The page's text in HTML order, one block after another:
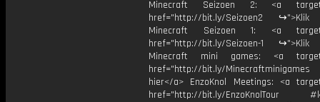
Minecraft Seizoen 2: <a
href="http://bit.ly/Seizoen2 ↪">Klik
Minecraft Seizoen 1: <a
href="http://bit.ly/Seizoen-1 ↪">Klik
Minecraft mini games: <a
href="http://bit.ly/
hier</a> EnzoKnol Meetings: <a
href="http://bit.ly/EnzoKnolTour